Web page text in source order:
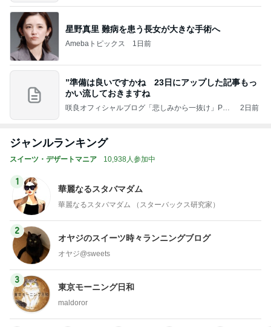
星野真里 難病を患う長女が大きな手術へ
Amebaトピックス 1日前
”準備は良いですかね 23日にアップした記事もっ
かい流しておきますね
咲良オフィシャルブログ「悲しみから一抜け」Pow
2日前
ジャンルランキング
スイーツ・デザートマニア 10,938人参加中
1
華麗なるスタバマダム
華麗なるスタバマダム （スターバックス研究家）
2
オヤジのスイーツ時々ランニングブログ
オヤジ@sweets
3
東京モーニング日和
maldoror